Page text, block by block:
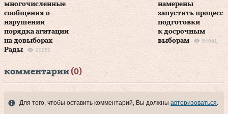
многочисленные
сообщения о
нарушении
порядка агитации
на довыборах
Рады
20850
намерены
запустить процесс
подготовки
к досрочным
выборам
54091
комментарии (0)
Для того, чтобы оставить комментарий, Вы должны авторизоваться.